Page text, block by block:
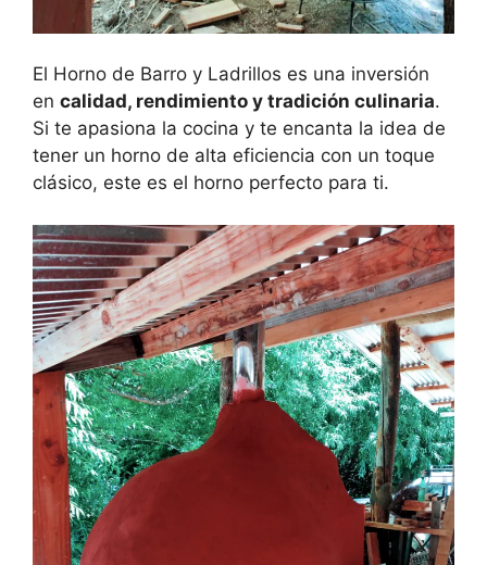
El Horno de Barro y Ladrillos es una inversión
en calidad, rendimiento y tradición culinaria.
Si te apasiona la cocina y te encanta la idea de
tener un horno de alta eficiencia con un toque
clásico, este es el horno perfecto para ti.